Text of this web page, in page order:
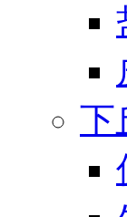
下